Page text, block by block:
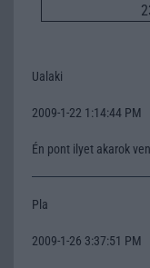
Ualaki
2009-1-22 1:14:44 PM
Én pont ilyet akarok
Pla
2009-1-26 3:37:51 PM